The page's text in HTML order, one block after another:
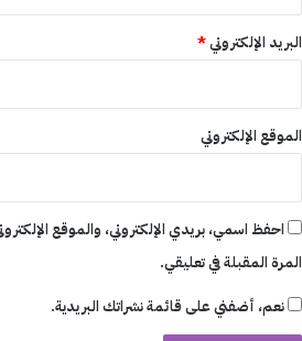
البريد الإلكتروني*
الموقع الإلكتروني
احفظ اسمي، بريدي الإلكتروني، والموقع
المرة المقبلة في تعليقي.
نعم، أضفني على قائمة نشراتك البريدية.